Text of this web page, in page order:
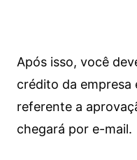
Após isso, você
crédito da empresa
referente a
chegará por e-mail.